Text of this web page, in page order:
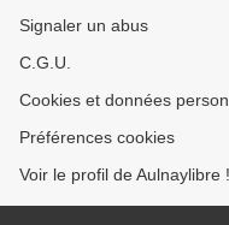
Signaler un abus
C.G.U.
Cookies et données
Préférences cookies
Voir le profil de Aulnaylibre